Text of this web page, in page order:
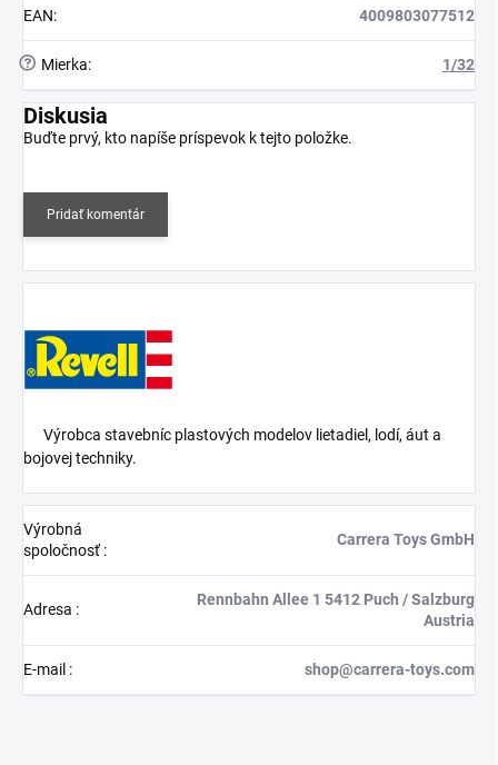
EAN: 4009803077512
? Mierka: 1/32
Diskusia
Buďte prvý, kto napíše príspevok k tejto položke.
Pridať komentár
Výrobca stavebníc plastových modelov lietadiel, lodí, áut a
bojovej techniky.
Výrobná
spoločnosť:
Carrera Toys GmbH
Adresa :
Rennbahn Allee 1 5412 Puch / Salzburg
Austria
E-mail : shop@carrera-toys.com